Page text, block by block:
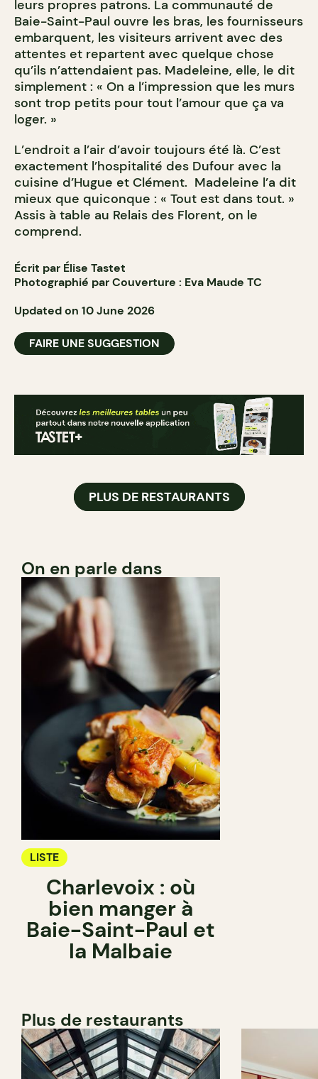
leurs propres patrons. La communauté de
Baie-Saint-Paul ouvre les bras, les fournisseurs
embarquent, les visiteurs arrivent avec des
attentes et repartent avec quelque chose
qu’ils n’attendaient pas. Madeleine, elle, le dit
simplement : « On a l’impression que les murs
sont trop petits pour tout l’amour que ça va
loger. »
L’endroit a l’air d’avoir toujours été là. C’est
exactement l’hospitalité des Dufour avec la
cuisine d’Hugue et Clément. Madeleine l’a dit
mieux que quiconque : « Tout est dans tout. »
Assis à table au Relais des Florent, on le
comprend.
Écrit par Élise Tastet
Photographié par Couverture : Eva Maude TC
Updated on 10 June 2026
FAIRE UNE SUGGESTION
PLUS DE RESTAURANTS
On en parle dans
LISTE
Charlevoix : où
bien manger à
Baie-Saint-Paul et
la Malbaie
Plus de restaurants